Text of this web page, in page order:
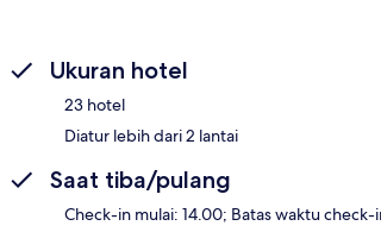
Ukuran hotel
23 hotel
Diatur lebih dari 2 lantai
Saat tiba/pulang
Check-in mulai: 14.00; Batas waktu